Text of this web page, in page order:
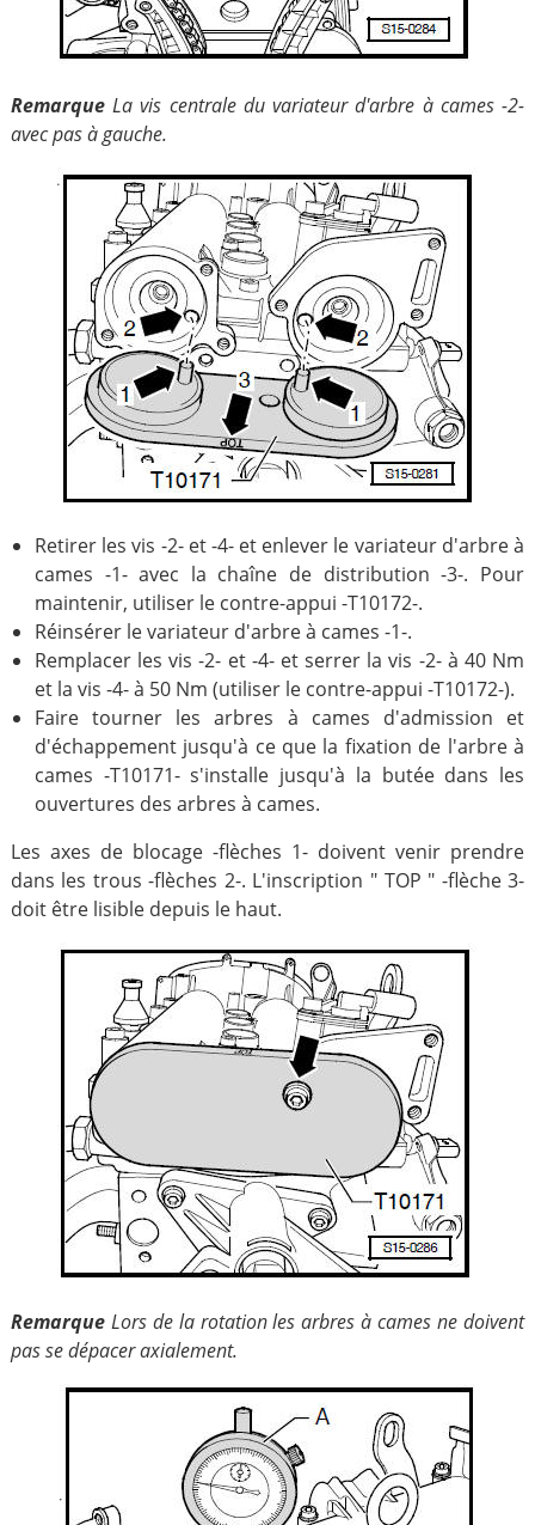
RemarqueLa vis centrale du variateur d'arbre à cames -2-
avec pas à gauche.
Retirer les vis -2- et -4- et enlever le variateur d'arbre à
cames -1- avec la chaîne de distribution -3-. Pour
maintenir, utiliser le contre-appui -T10172-.
Réinsérer le variateur d'arbre à cames -1-.
Remplacer les vis -2- et -4- et serrer la vis -2- à 40 Nm
et la vis -4- à 50 Nm (utiliser le contre-appui -T10172-).
Faire tourner les arbres à cames d'admission et
d'échappement jusqu'à ce que la fixation de l'arbre à
cames -T10171- s'installe jusqu'à la butée dans les
ouvertures des arbres à cames.
Les axes de blocage -flèches 1- doivent venir prendre
dans les trous -flèches 2-. L'inscription " TOP " -flèche 3-
doit être lisible depuis le haut.
RemarqueLors de la rotation les arbres à cames ne doivent
pas se dépacer axialement.